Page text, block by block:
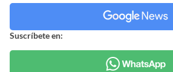
Suscríbete en: